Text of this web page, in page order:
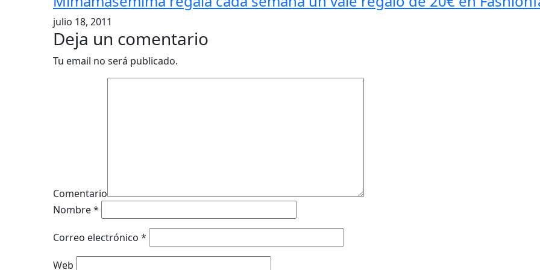
julio 18, 2011
Deja un comentario
Tu email no será publicado.
Comentario
Nombre*
Correo electrónico *
Web